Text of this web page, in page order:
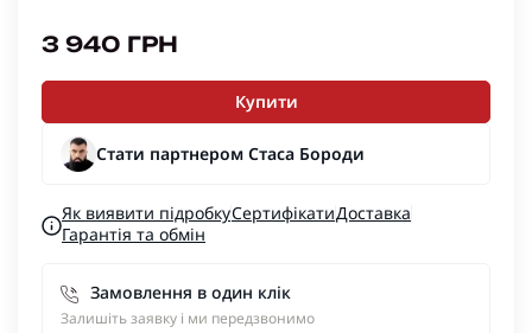
3 940 ГРН
Купити
Стати партнером Стаса Бороди
Як виявити підробкуСертифікатиДоставка
Гарантія та обмін
Замовлення в один клік
Залишіть заявку і ми передзвонимо